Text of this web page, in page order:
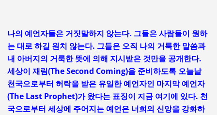
나의 예언자들은 거짓말하지 않는다. 그들은 사람들이 원하
는 대로 하길 원치 않는다. 그들은 오직 나의 거룩한 말씀과
내 아버지의 거룩한 뜻에 의해 지시받은 것만을 공개한다.
세상이 재림(The Second Coming)을 준비하도록 오늘날
천국으로부터 허락을 받은 유일한 예언자인 마지막 예언자
(The Last Prophet)가 왔다는 표징이 지금 여기에 있다. 천
국으로부터 세상에 주어지는 예언은 너희의 신앙을 강화하